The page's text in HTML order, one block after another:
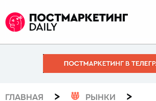
ГЛАВНАЯ > РЫНКИ >